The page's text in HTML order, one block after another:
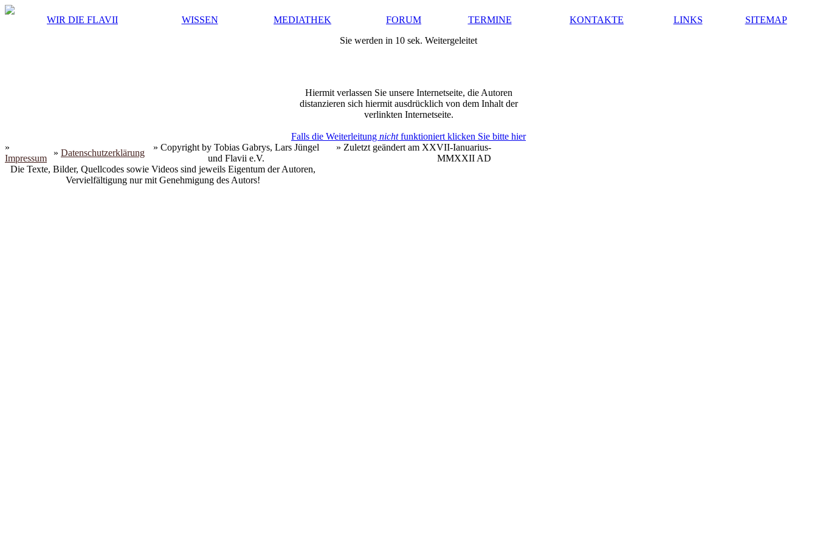
WIR DIE FLAVII WISSEN MEDIATHEK FORUM TERMINE KONTAKTE LINKS
SITEMAP
Sie werden in 10 sek. Weitergeleitet
Hiermit verlassen Sie unsere Internetseite, die Autoren
distanzieren sich hiermit ausdrücklich von dem Inhalt der
Falls die Weiterleitungnichtfunktioniert klicken Sie bitte hier
»
Impressum
» Copyright by Tobias Gabrys, Lars Jüngel
und Flavii e.V.
» Zuletzt geändert am XXVII-Ianuarius-
Die Texte, Bilder, Quellcodes sowie Videos sind jeweils Eigentum der Autoren,